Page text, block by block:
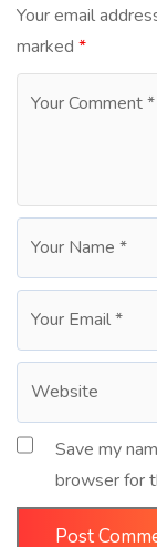
Your email
marked *
Save my
browser for